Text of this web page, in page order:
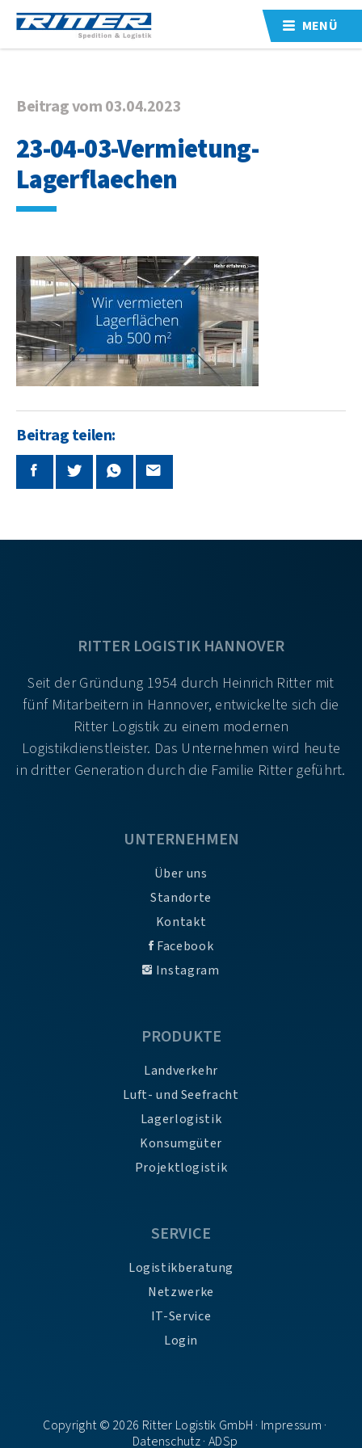
MENÜ
Beitrag vom 03.04.2023
23-04-03-Vermietung-
Lagerflaechen
Beitrag teilen:
RITTER LOGISTIK HANNOVER
Seit der Gründung 1954 durch Heinrich Ritter mit
fünf Mitarbeitern in Hannover, entwickelte sich die
Ritter Logistik zu einem modernen
Logistikdienstleister. Das Unternehmen wird heute
in dritter Generation durch die Familie Ritter geführt.
UNTERNEHMEN
Über uns
Standorte
Kontakt
Facebook
Instagram
PRODUKTE
Landverkehr
Luft- und Seefracht
Lagerlogistik
Konsumgüter
Projektlogistik
SERVICE
Logistikberatung
Netzwerke
IT-Service
Login
Copyright © 2026 Ritter Logistik GmbH · Impressum ·
Datenschutz·ADSp